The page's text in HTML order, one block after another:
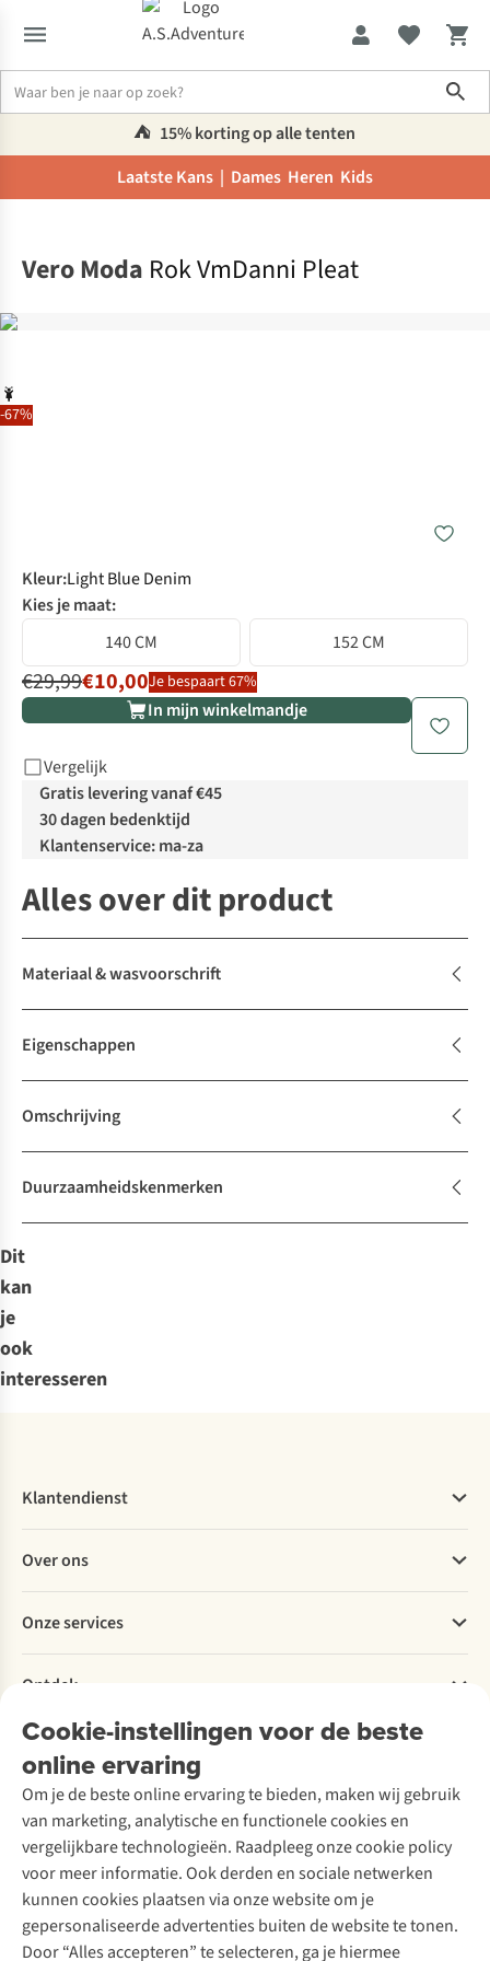
⛺️ 15% korting op alle tenten
Laatste Kans | Dames Heren Kids
-67%
Vero Moda Rok VmDanni Pleat
Kleur:Light Blue Denim
Kies je maat:
140 CM
152 CM
€29,99€10,00Je bespaart 67%
In mijn winkelmandje
Vergelijk
Gratis levering vanaf €45
30 dagen bedenktijd
Klantenservice: ma-za
Alles over dit product
Materiaal & wasvoorschrift
Eigenschappen
Omschrijving
Duurzaamheidskenmerken
Dit
kan
je
ook
interesseren
Cookie-instellingen voor de beste
online ervaring
Om je de beste online ervaring te bieden, maken wij gebruik
van marketing, analytische en functionele cookies en
vergelijkbare technologieën. Raadpleeg onze cookie policy
voor meer informatie. Ook derden en sociale netwerken
kunnen cookies plaatsen via onze website om je
gepersonaliseerde advertenties buiten de website te tonen.
Door “Alles accepteren” te selecteren, ga je hiermee
Klantendienst
Bestellen
Betalen
Levering
Retourneren
Bestelling herroepen
Garantie
Contact
Over ons
Explore More
Verantwoord ondernemen
Over Ayacucho
Onze winkels
Over A.S.Adventure
Toegankelijkheidsverklaring
Onze services
Ski-onderhoud
Wasservice
Schoenonderhoud
Schoenherstelling
Kledingherstelling
Retouches
Voor bedrijven
Ontdek
A.S.Magazine
Podcast
Explore Academy
Explore Camp
Gear Check
Inspiratie & advies
Meld je aan voor de nieuwsbrief
Follow us